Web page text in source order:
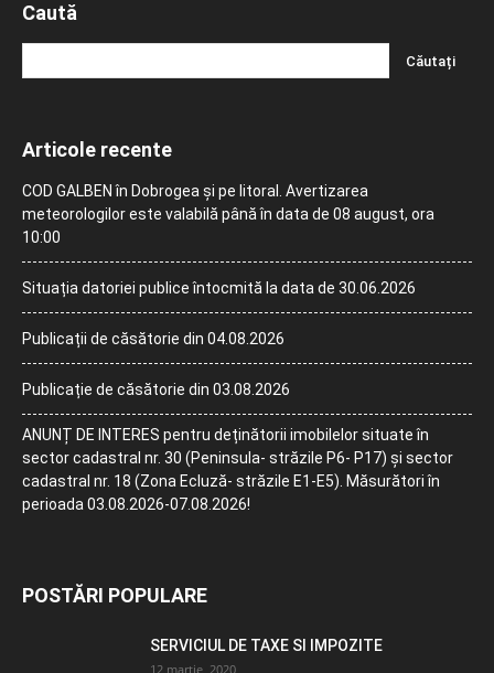
Caută
Articole recente
COD GALBEN în Dobrogea și pe litoral. Avertizarea
meteorologilor este valabilă până în data de 08 august, ora
10:00
Situația datoriei publice întocmită la data de 30.06.2026
Publicații de căsătorie din 04.08.2026
Publicație de căsătorie din 03.08.2026
ANUNȚ DE INTERES pentru deținătorii imobilelor situate în
sector cadastral nr. 30 (Peninsula- străzile P6- P17) și sector
cadastral nr. 18 (Zona Ecluză- străzile E1-E5). Măsurători în
perioada 03.08.2026-07.08.2026!
POSTĂRI POPULARE
SERVICIUL DE TAXE SI IMPOZITE
12 martie, 2020